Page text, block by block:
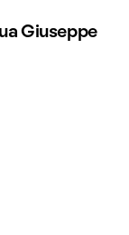
Giuseppe